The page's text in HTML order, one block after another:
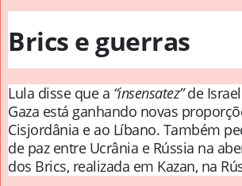
Brics e guerras
Lula disse que a “insensatez”de
Gaza está ganhando novas
Cisjordânia e ao Líbano. Também
de paz entre Ucrânia e Rússia na
dos Brics, realizada em Kazan, na